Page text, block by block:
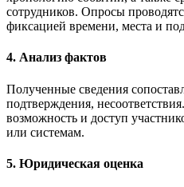
сотрудников. Опросы
фиксацией времени, места и
4. Анализ фактов
Полученные сведения
подтверждения,
возможность и доступ
или системам.
5. Юридическая оценка